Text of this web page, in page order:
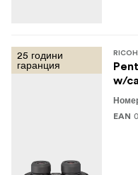
25 години
гаранция
w/
EAN